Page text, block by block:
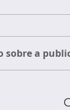
sobre a